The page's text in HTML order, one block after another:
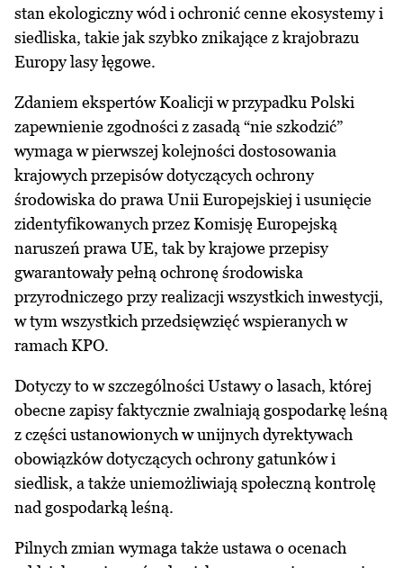
stan ekologiczny wód i ochronić cenne ekosystemy i
siedliska, takie jak szybko znikające z krajobrazu
Europy lasy łęgowe.
Zdaniem ekspertów Koalicji w przypadku Polski
zapewnienie zgodności z zasadą “nie szkodzić”
wymaga w pierwszej kolejności dostosowania
krajowych przepisów dotyczących ochrony
środowiska do prawa Unii Europejskiej i usunięcie
zidentyfikowanych przez Komisję Europejską
naruszeń prawa UE, tak by krajowe przepisy
gwarantowały pełną ochronę środowiska
przyrodniczego przy realizacji wszystkich inwestycji,
w tym wszystkich przedsięwzięć wspieranych w
ramach KPO.
Dotyczy to w szczególności Ustawy o lasach, której
obecne zapisy faktycznie zwalniają gospodarkę leśną
z części ustanowionych w unijnych dyrektywach
obowiązków dotyczących ochrony gatunków i
siedlisk, a także uniemożliwiają społeczną kontrolę
nad gospodarką leśną.
Pilnych zmian wymaga także ustawa o ocenach